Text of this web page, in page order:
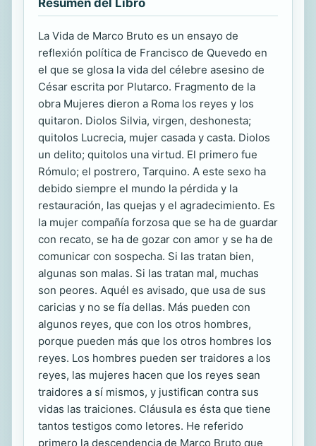
La Vida de Marco Bruto es un ensayo de
reflexión política de Francisco de Quevedo en
el que se glosa la vida del célebre asesino de
César escrita por Plutarco. Fragmento de la
obra Mujeres dieron a Roma los reyes y los
quitaron. Diolos Silvia, virgen, deshonesta;
quitolos Lucrecia, mujer casada y casta. Diolos
un delito; quitolos una virtud. El primero fue
Rómulo; el postrero, Tarquino. A este sexo ha
debido siempre el mundo la pérdida y la
restauración, las quejas y el agradecimiento. Es
la mujer compañía forzosa que se ha de guardar
con recato, se ha de gozar con amor y se ha de
comunicar con sospecha. Si las tratan bien,
algunas son malas. Si las tratan mal, muchas
son peores. Aquél es avisado, que usa de sus
caricias y no se fía dellas. Más pueden con
algunos reyes, que con los otros hombres,
porque pueden más que los otros hombres los
reyes. Los hombres pueden ser traidores a los
reyes, las mujeres hacen que los reyes sean
traidores a sí mismos, y justifican contra sus
vidas las traiciones. Cláusula es ésta que tiene
tantos testigos como letores. He referido
primero la descendencia de Marco Bruto que